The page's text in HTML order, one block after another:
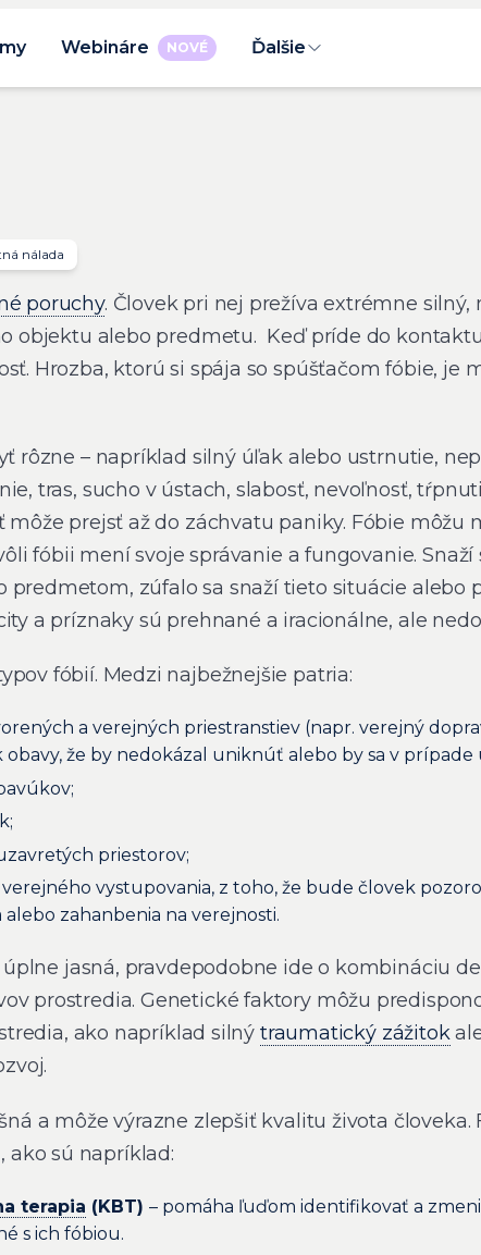
Webináre NOVÉ Ďalšie
nálada
poruchy. Človek pri nej prežíva extrémne
objektu alebo predmetu. Keď príde do
Hrozba, ktorú si spája so spúšťačom fóbie, je
rôzne – napríklad silný úľak alebo ustrnutie,
tras, sucho v ústach, slabosť, nevoľnosť,
môže prejsť až do záchvatu paniky. Fóbie môžu
fóbii mení svoje správanie a fungovanie.
predmetom, zúfalo sa snaží tieto situácie alebo
a príznaky sú prehnané a iracionálne, ale
fóbií. Medzi najbežnejšie patria:
a verejných priestranstiev (napr. verejný
že by nedokázal uniknúť alebo by sa v
priestorov;
verejného vystupovania, z toho, že bude človek
zahanbenia na verejnosti.
jasná, pravdepodobne ide o kombináciu
prostredia. Genetické faktory môžu
ako napríklad silný traumatický zážitok
a môže výrazne zlepšiť kvalitu života človeka.
ako sú napríklad:
terapia (KBT) – pomáha ľuďom identifikovať a
s ich fóbiou.